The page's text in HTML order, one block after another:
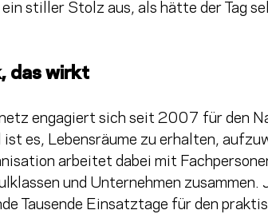
stiller Stolz aus, als hätte der Tag
das wirkt
engagiert sich seit 2007 für den
es, Lebensräume zu erhalten,
arbeitet dabei mit
und Unternehmen
Tausende Einsatztage für den